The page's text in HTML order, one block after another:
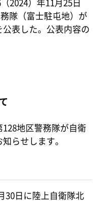
隊（富士駐屯地）が
表した。公表内容の
地区警務隊が自衛
らせします。
30日に陸上自衛隊北